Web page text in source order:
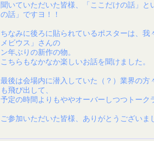
聞いていただいた皆様、「ここだけの話」と
の話」ですヨ！！
ちなみに後ろに貼られているポスターは、我
メビウス」さんの
ン年ぶりの新作の物。
こちらもなかなか楽しいお話を聞けました。
最後は会場内に潜入していた（？）業界の方
も飛び出して、
予定の時間よりもややオーバーしつつトーク
ご参加いただいた皆様、ありがとうございま